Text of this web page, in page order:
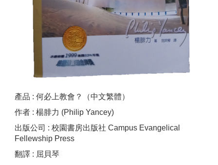
產品 : 何必上教會？（中文繁體）
作者 : 楊腓力 (Philip Yancey)
出版公司 : 校園書房出版社 Campus Evangelical
Fellewship Press
翻譯 : 屈貝琴